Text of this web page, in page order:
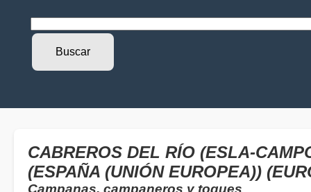
CABREROS DEL RÍO (ESLA-
(ESPAÑA (UNIÓN EUROPEA))
Campanas, campaneros y toques